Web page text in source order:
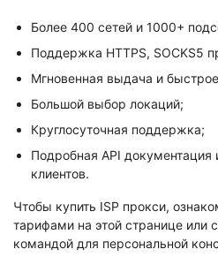
Более 400 сетей и 1000+
Поддержка HTTPS, SOCKS5
Мгновенная выдача и
Большой выбор локаций;
Круглосуточная поддержка;
Подробная API документация
клиентов.
Чтобы купить ISP прокси,
тарифами на этой странице или
командой для персональной